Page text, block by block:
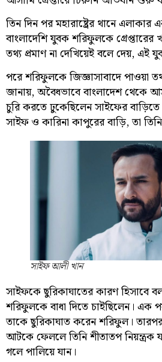
তিন দিন পর মহারাষ্ট্রের থানে
বাংলাদেশি যুবক শরিফুলকে
তথ্য প্রমাণ না দেখিয়েই বলে দেয়, এই
পরে শরিফুলকে জিজ্ঞাসাবাদে পাওয়া
জানায়, অবৈধভাবে বাংলাদেশ থেকে
চুরি করতে ঢুকেছিলেন সাইফের
সাইফ ও কারিনা কাপুরের বাড়ি, তা
সাইফ আলী খান
সাইফকে ছুরিকাঘাতের কারণ হিসাবে
শরিফুলকে বাধা দিতে চাইছিলেন। এক
তাকে ছুরিকাঘাত করেন শরিফুল।
আটকে ফেললে তিনি শীতাতপ নিয়ন্ত্রক
গলে পালিয়ে যান।